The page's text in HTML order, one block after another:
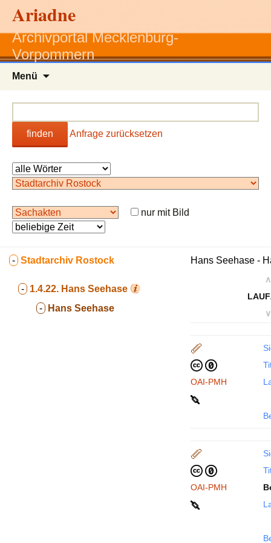
Ariadne
Archivportal Mecklenburg-
Vorpommern
Menü
finden Anfrage zurücksetzen
nur mit Bild
- Stadtarchiv Rostock
- 1.4.22. Hans Seehase
- Hans Seehase
Hans Seehase -
∧
∨
OAI-PMH
OAI-PMH